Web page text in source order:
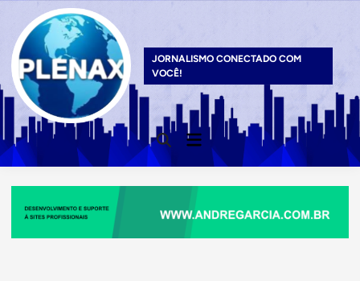
content
JORNALISMO CONECTADO COM
VOCÊ!
Open
Search
Main
Menu